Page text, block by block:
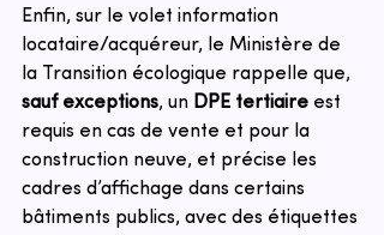
Enfin, sur le volet information
locataire/acquéreur, le Ministère de
la Transition écologique rappelle que,
sauf exceptions, un DPE tertiaire est
requis en cas de vente et pour la
construction neuve, et précise les
cadres d’affichage dans certains
bâtiments publics, avec des étiquettes